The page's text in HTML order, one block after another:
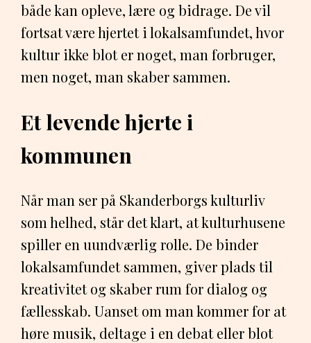
både kan opleve, lære og bidrage. De vil
fortsat være hjertet i lokalsamfundet, hvor
kultur ikke blot er noget, man forbruger,
men noget, man skaber sammen.
Et levende hjerte i
kommunen
Når man ser på Skanderborgs kulturliv
som helhed, står det klart, at kulturhusene
spiller en uundværlig rolle. De binder
lokalsamfundet sammen, giver plads til
kreativitet og skaber rum for dialog og
fællesskab. Uanset om man kommer for at
høre musik, deltage i en debat eller blot